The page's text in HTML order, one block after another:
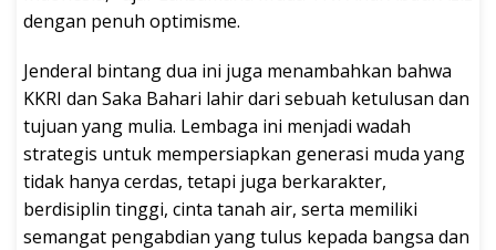
dengan penuh optimisme.
Jenderal bintang dua ini juga menambahkan bahwa
KKRI dan Saka Bahari lahir dari sebuah ketulusan dan
tujuan yang mulia. Lembaga ini menjadi wadah
strategis untuk mempersiapkan generasi muda yang
tidak hanya cerdas, tetapi juga berkarakter,
berdisiplin tinggi, cinta tanah air, serta memiliki
semangat pengabdian yang tulus kepada bangsa dan